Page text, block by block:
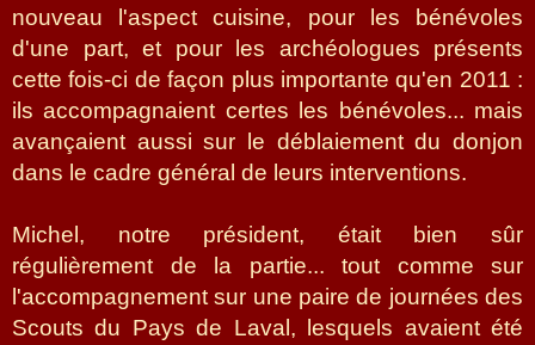
nouveau l'aspect cuisine, pour les bénévoles
d'une part, et pour les archéologues présents
cette fois-ci de façon plus importante qu'en 2011 :
ils accompagnaient certes les bénévoles... mais
avançaient aussi sur le déblaiement du donjon
dans le cadre général de leurs interventions.
Michel, notre président, était bien sûr
régulièrement de la partie... tout comme sur
l'accompagnement sur une paire de journées des
Scouts du Pays de Laval, lesquels avaient été